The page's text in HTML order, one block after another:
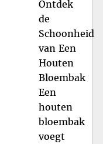
Ontdek
de
Schoonheid
van Een
Houten
Bloembak
Een
houten
bloembak
voegt